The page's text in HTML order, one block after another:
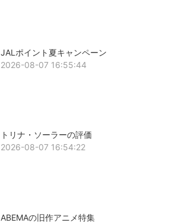
JALポイント夏キャンペーン
2026-08-07 16:55:44
トリナ・ソーラーの評価
2026-08-07 16:54:22
ABEMAの旧作アニメ特集